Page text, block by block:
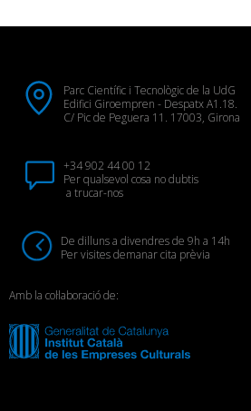
Parc Científic i Tecnològic de la UdG
Edifici Giroempren - Despatx A1.18.
C/ Pic de Peguera 11. 17003, Girona
+34 902 44 00 12
Per qualsevol cosa no dubtis
a trucar-nos
De dilluns a divendres de 9h a 14h
Per visites demanar cita prèvia
Amb la col·laboració de: